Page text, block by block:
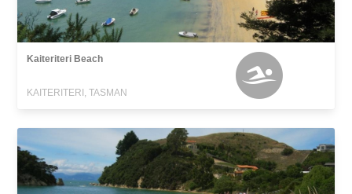
Kaiteriteri Beach
KAITERITERI, TASMAN